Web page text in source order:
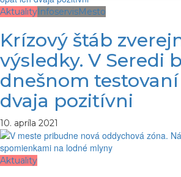
Aktuality InfoservisMesto
Krízový štáb
výsledky. V Seredi
dnešnom
dvaja pozitívni
10. apríla 2021
Aktuality